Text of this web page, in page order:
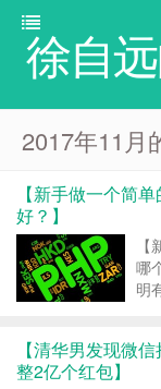
徐自
2017年11月
【新手做一个简
好？】
哪
明
的
【清华男发现微
整2亿个红包】